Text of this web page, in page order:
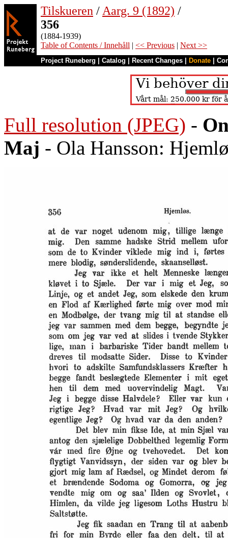
Tilskueren / Aarg. 9 (1892) /
356
(1884-1939)
Table of Contents / Innehåll | << Previous | Next >>
Project Runeberg Catalog Recent Changes Donate
Full resolution (JPEG) -
Maj - Ola Hansson: